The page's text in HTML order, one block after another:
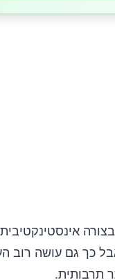
כך גם עושה רוב
תרבותית.